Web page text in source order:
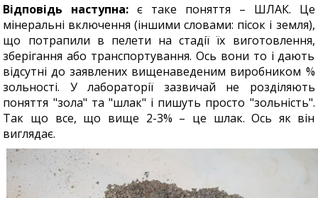
Відповідь наступна: є таке поняття – ШЛАК. Це
мінеральні включення (іншими словами: пісок і земля),
що потрапили в пелети на стадії їх виготовлення,
зберігання або транспортування. Ось вони то і дають
відсутні до заявлених вищенаведеним виробником %
зольності. У лабораторії зазвичай не розділяють
поняття "зола" та "шлак" і пишуть просто "зольність".
Так що все, що вище 2-3% – це шлак. Ось як він
виглядає.